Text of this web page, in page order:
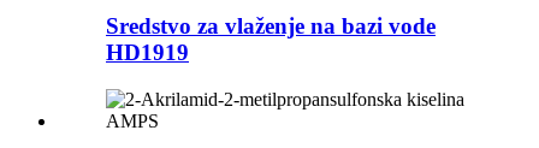
Sredstvo za vlaženje na bazi vode
HD1919